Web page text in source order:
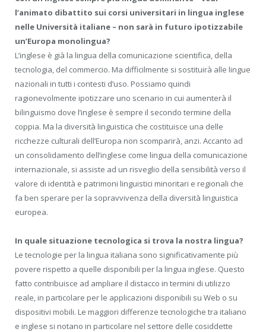
l’animato dibattito sui corsi universitari in lingua inglese
nelle Università italiane – non sarà in futuro ipotizzabile
un’Europa monolingua?
L’inglese è già la lingua della comunicazione scientifica, della
tecnologia, del commercio. Ma difficilmente si sostituirà alle lingue
nazionali in tutti i contesti d’uso. Possiamo quindi
ragionevolmente ipotizzare uno scenario in cui aumenterà il
bilinguismo dove l’inglese è sempre il secondo termine della
coppia. Ma la diversità linguistica che costituisce una delle
ricchezze culturali dell’Europa non scomparirà, anzi. Accanto ad
un consolidamento dell’inglese come lingua della comunicazione
internazionale, si assiste ad un risveglio della sensibilità verso il
valore di identità e patrimoni linguistici minoritari e regionali che
fa ben sperare per la sopravvivenza della diversità linguistica
europea.
In quale situazione tecnologica si trova la nostra lingua?
Le tecnologie per la lingua italiana sono significativamente più
povere rispetto a quelle disponibili per la lingua inglese. Questo
fatto contribuisce ad ampliare il distacco in termini di utilizzo
reale, in particolare per le applicazioni disponibili su Web o su
dispositivi mobili. Le maggiori differenze tecnologiche tra italiano
e inglese si notano in particolare nel settore delle cosiddette